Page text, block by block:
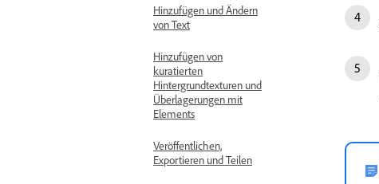
Hinzufügen und Ändern
von Text
Hinzufügen von
kuratierten
Hintergrundtexturen und
Überlagerungen mit
Elements
Veröffentlichen,
Exportieren und Teilen